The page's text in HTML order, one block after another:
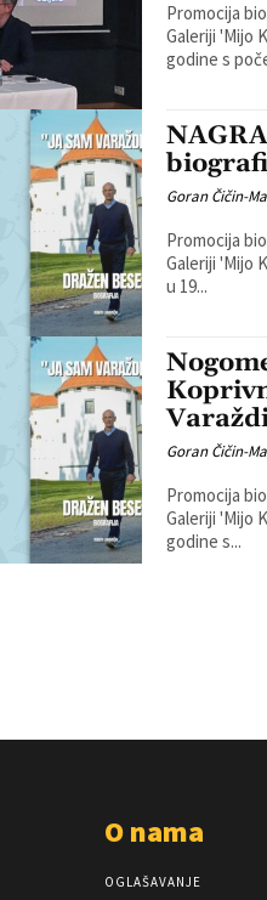
Promocija
Galeriji 'Mijo
godine s
Goran Čičin-
Promocija
Galeriji 'Mijo
u 19...
Goran Čičin-
Promocija
Galeriji 'Mijo
godine s...
O nama
OGLAŠAVANJE